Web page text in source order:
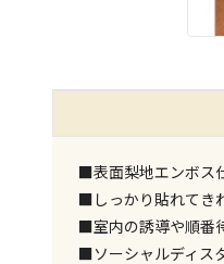
■表面梨地エンボス
■しっかり貼れてき
■室内の誘導や順番
■ソーシャルディス